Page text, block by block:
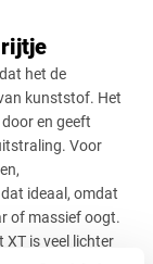
rijtje
het de
kunststof. Het
en geeft
Voor
ideaal, omdat
of massief oogt.
is veel lichter